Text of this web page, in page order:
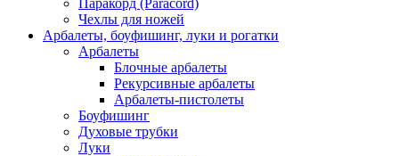
Чехлы для ножей
Арбалеты, боуфишинг, луки и рогатки
Арбалеты
Блочные арбалеты
Рекурсивные арбалеты
Арбалеты-пистолеты
Боуфишинг
Духовые трубки
Луки